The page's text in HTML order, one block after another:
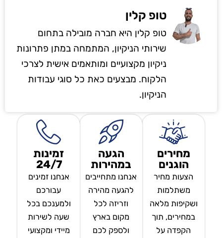
טופ קלין
טופ קלין היא חברה מובילה בתחום
שירותי הניקיון, המתמחה במתן פתרונות
ניקיון מקצועיים ומותאמים אישית לצרכי
הלקוח. מבצעים כאת כל סוגי עבודות
הניקיון.
מחירים
הוגנים
הצעות מחיר
משתלמות
ושקיפות מלאה
במחירים, תוך
הקפדה על
הגעה
במהירות
אנחנו מתחייבים
להגעה מהירה
וזריזה לכל
מקום בארץ
ולספק לכם
זמינות
24/7
אנחנו זמינים
עבורכם
ולמענכם בכל
שעה לשירות
מיידי ומקצועי